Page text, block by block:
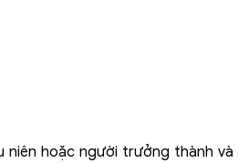
hoặc người trưởng thành